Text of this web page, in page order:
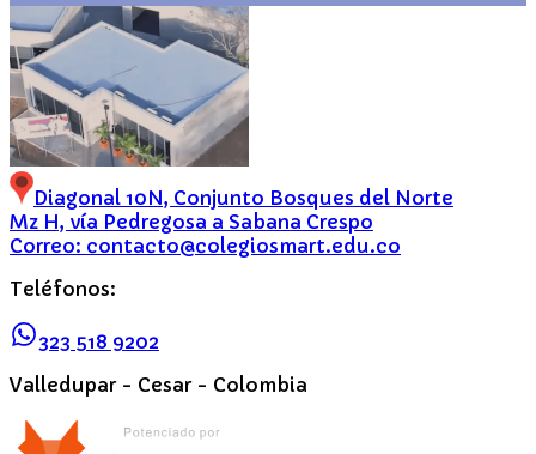
Diagonal 10N, Conjunto Bosques del Norte
Mz H, vía Pedregosa a Sabana Crespo
Correo: contacto@colegiosmart.edu.co
Teléfonos:
323 518 9202
Valledupar - Cesar - Colombia